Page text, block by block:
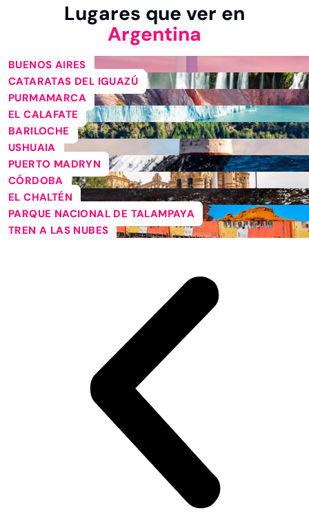
Lugares que ver en
Argentina
BUENOS AIRES
CATARATAS DEL IGUAZÚ
PURMAMARCA
EL CALAFATE
BARILOCHE
USHUAIA
PUERTO MADRYN
CÓRDOBA
EL CHALTÉN
PARQUE NACIONAL DE TALAMPAYA
TREN A LAS NUBES